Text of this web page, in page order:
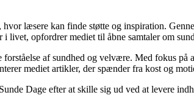
læsere kan finde støtte og inspiration.
livet, opfordrer mediet til åbne samtaler om
af sundhed og velvære. Med fokus
mediet artikler, der spænder fra kost og
Dage efter at skille sig ud ved at levere